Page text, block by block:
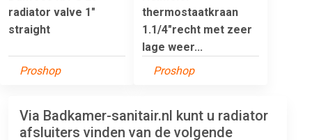
radiator valve 1"
straight
Proshop
thermostaatkraan
1.1/4"recht met zeer
lage weer...
Proshop
Via Badkamer-sanitair.nl kunt u radiator
afsluiters vinden van de volgende